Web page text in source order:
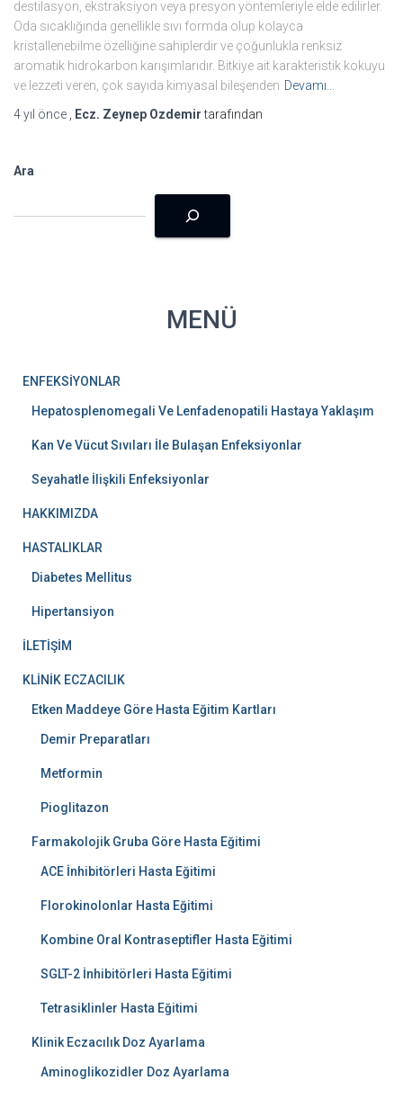
destilasyon, ekstraksiyon veya presyon yöntemleriyle elde edilirler.
Oda sıcaklığında genellikle sıvı formda olup kolayca
kristallenebilme özelliğine sahiplerdir ve çoğunlukla renksiz
aromatik hidrokarbon karışımlarıdır. Bitkiye ait karakteristik kokuyu
ve lezzeti veren, çok sayıda kimyasal bileşenden Devamı…
4 yıl önce Ecz. Zeynep Ozdemirtarafından
Ara
MENÜ
ENFEKSİYONLAR
Hepatosplenomegali Ve Lenfadenopatili Hastaya Yaklaşım
Kan Ve Vücut Sıvıları İle Bulaşan Enfeksiyonlar
Seyahatle İlişkili Enfeksiyonlar
HAKKIMIZDA
HASTALIKLAR
Diabetes Mellitus
Hipertansiyon
İLETİŞİM
KLİNİK ECZACILIK
Etken Maddeye Göre Hasta Eğitim Kartları
Demir Preparatları
Metformin
Pioglitazon
Farmakolojik Gruba Göre Hasta Eğitimi
ACE İnhibitörleri Hasta Eğitimi
Florokinolonlar Hasta Eğitimi
Kombine Oral Kontraseptifler Hasta Eğitimi
SGLT-2 İnhibitörleri Hasta Eğitimi
Tetrasiklinler Hasta Eğitimi
Klinik Eczacılık Doz Ayarlama
Aminoglikozidler Doz Ayarlama